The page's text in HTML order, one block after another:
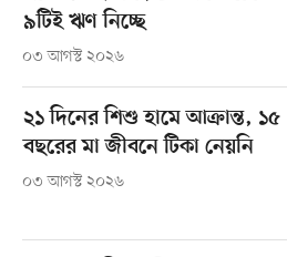
৯টিই ঋণ নিচ্ছে
০৩ আগস্ট ২০২৬
২১ দিনের শিশু হামে আক্রান্ত, ১৫
বছরের মা জীবনে টিকা নেয়নি
০৩ আগস্ট ২০২৬